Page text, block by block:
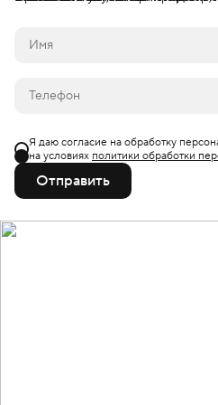
Я даю согласие на обработку
на условиях политики обработки
Отправить